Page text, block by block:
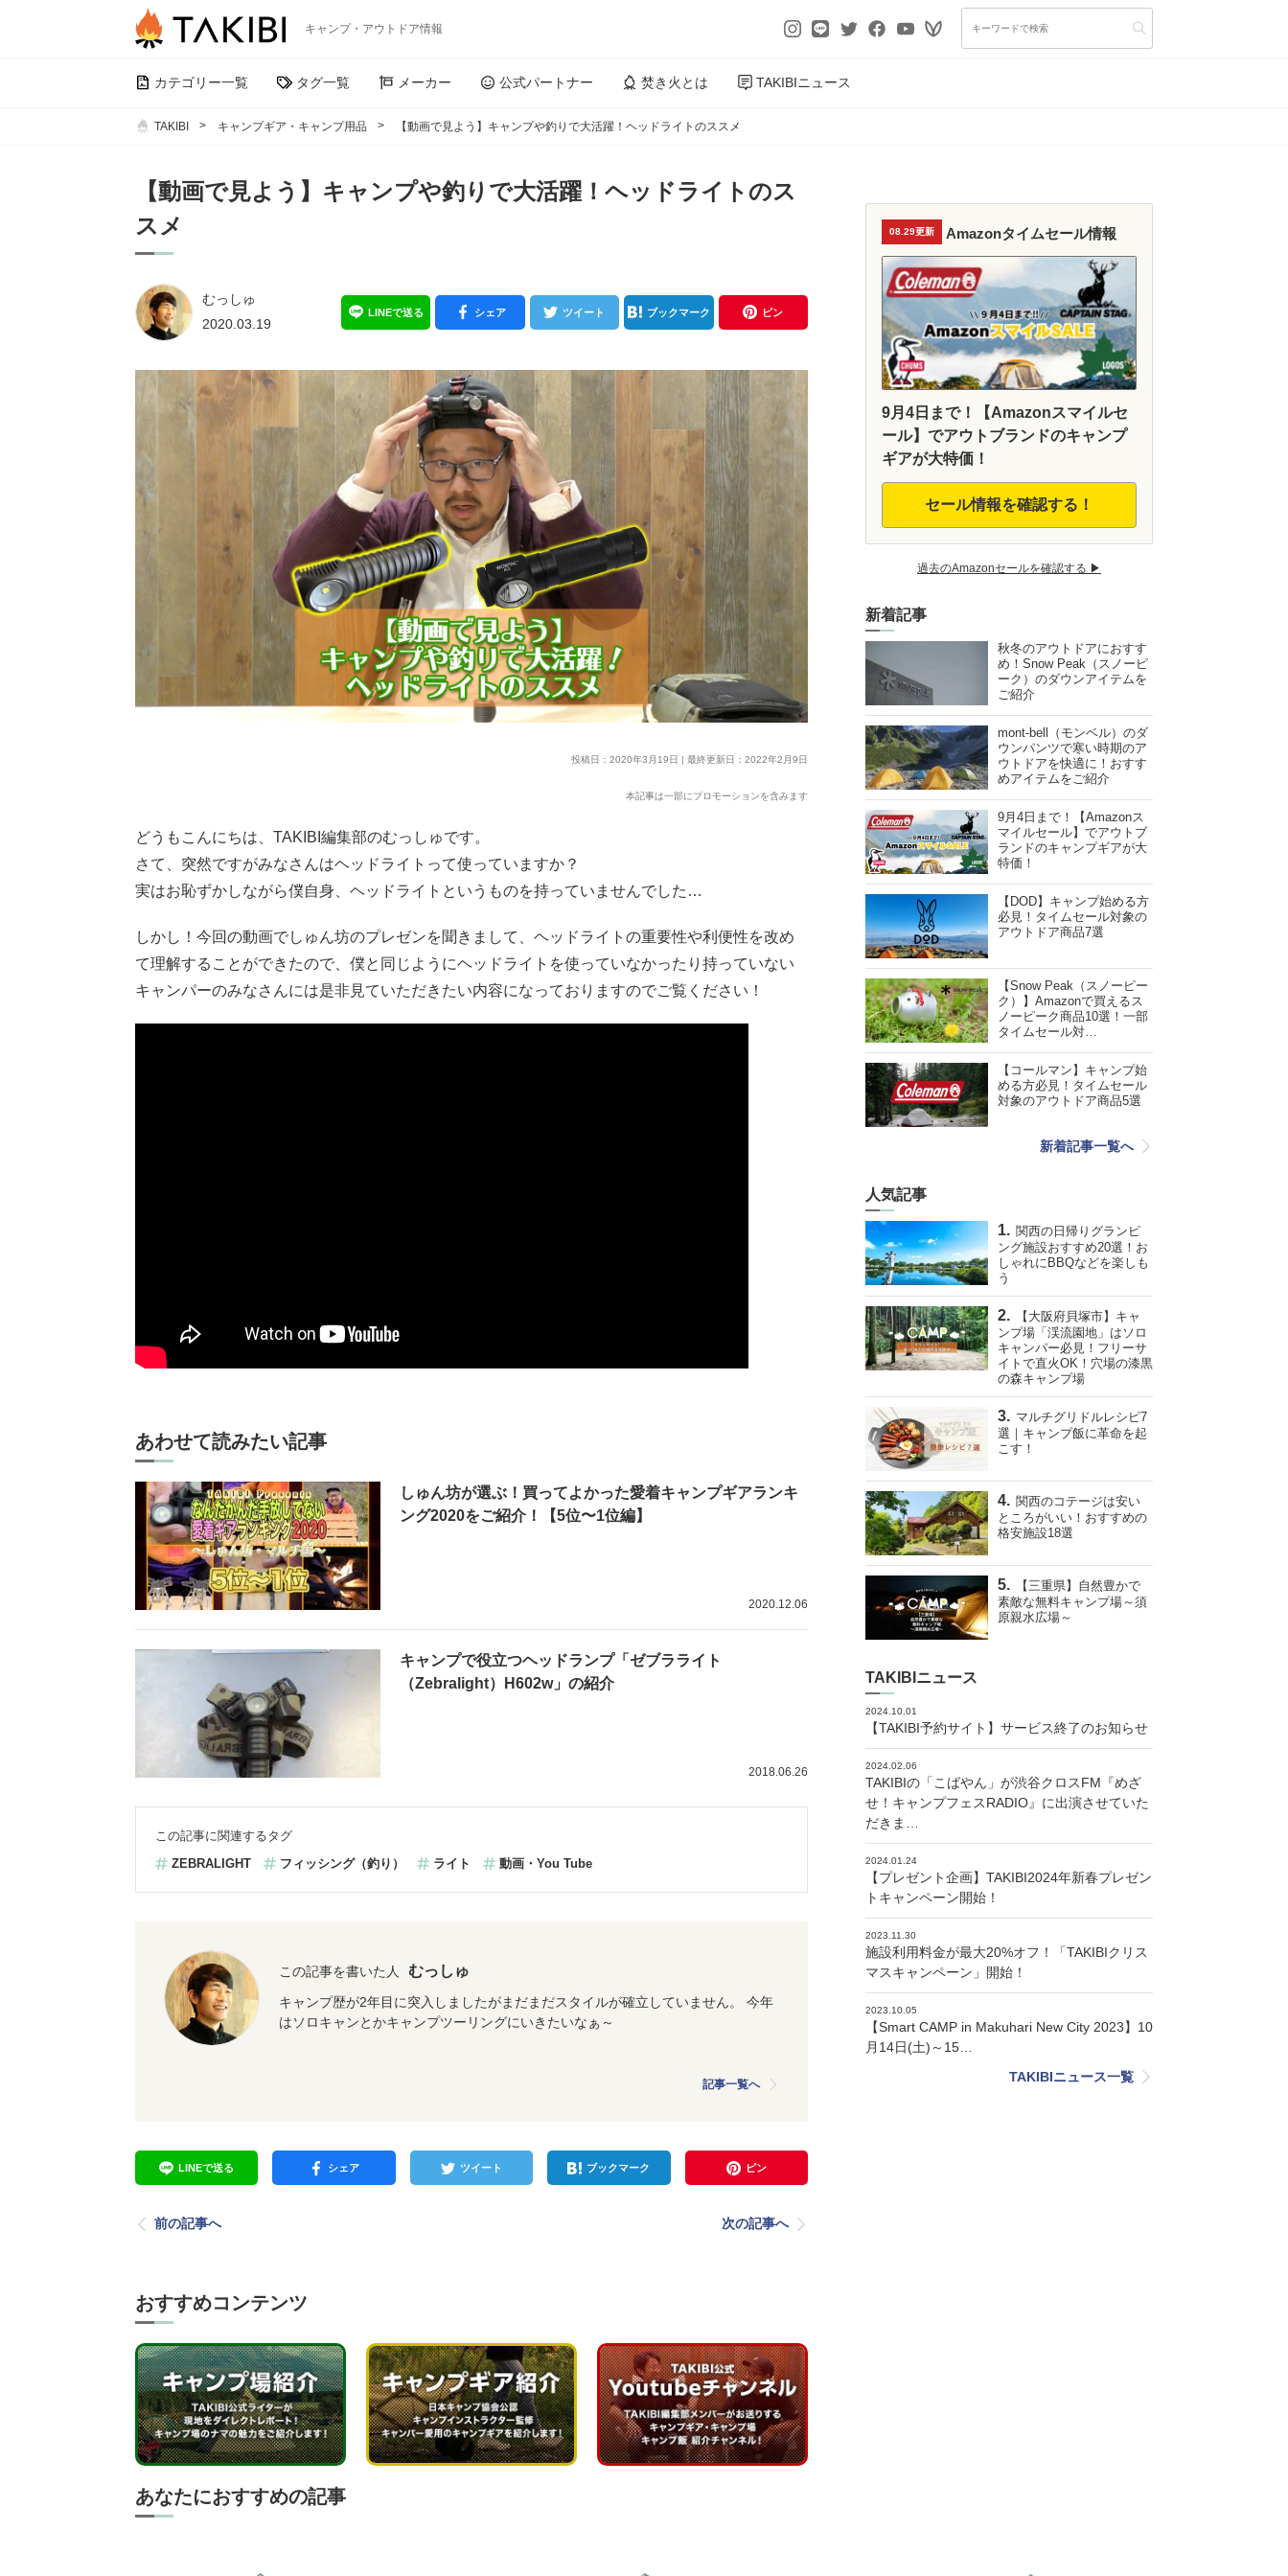
キャンプ・アウトドア情報
カテゴリー一覧 タグ一覧 メーカー 公式パートナー 焚き火とは TAKIBIニュース
TAKIBI キャンプギア・キャンプ用品 【動画で見よう】キャンプや釣りで大活躍！ヘッドライトのススメ
【動画で見よう】キャンプや釣りで大活躍！ヘッドライトのス
スメ
むっしゅ
2020.03.19
LINEで送る シェア ツイート ブックマーク ピン
投稿日：2020年3月19日 | 最終更新日：2022年2月9日
本記事は一部にプロモーションを含みます
どうもこんにちは、TAKIBI編集部のむっしゅです。
さて、突然ですがみなさんはヘッドライトって使っていますか？
実はお恥ずかしながら僕自身、ヘッドライトというものを持っていませんでした…
しかし！今回の動画でしゅん坊のプレゼンを聞きまして、ヘッドライトの重要性や利便性を改め
て理解することができたので、僕と同じようにヘッドライトを使っていなかったり持っていない
キャンパーのみなさんには是非見ていただきたい内容になっておりますのでご覧ください！
あわせて読みたい記事
しゅん坊が選ぶ！買ってよかった愛着キャンプギアランキ
ング2020をご紹介！【5位〜1位編】
2020.12.06
キャンプで役立つヘッドランプ「ゼブラライト
（Zebralight）H602w」の紹介
2018.06.26
この記事に関連するタグ
ZEBRALIGHT
フィッシング（釣り） ライト 動画・You Tube
この記事を書いた人 むっしゅ
キャンプ歴が2年目に突入しましたがまだまだスタイルが確立していません。 今年
はソロキャンとかキャンプツーリングにいきたいなぁ～
記事一覧へ
LINEで送る シェア ツイート ブックマーク ピン
前の記事へ 次の記事へ
おすすめコンテンツ
あなたにおすすめの記事
08.29更新 Amazonタイムセール情報
9月4日まで！【Amazonスマイルセ
ール】でアウトブランドのキャンプ
ギアが大特価！
セール情報を確認する！
過去のAmazonセールを確認する ▶︎
新着記事
秋冬のアウトドアにおすす
め！Snow Peak（スノーピ
ーク）のダウンアイテムを
ご紹介
mont-bell（モンベル）のダ
ウンパンツで寒い時期のア
ウトドアを快適に！おすす
めアイテムをご紹介
9月4日まで！【Amazonス
マイルセール】でアウトブ
ランドのキャンプギアが大
特価！
【DOD】キャンプ始める方
必見！タイムセール対象の
アウトドア商品7選
【Snow Peak（スノーピー
ク）】Amazonで買えるス
ノーピーク商品10選！一部
タイムセール対…
【コールマン】キャンプ始
める方必見！タイムセール
対象のアウトドア商品5選
新着記事一覧へ
人気記事
関西の日帰りグランピ
ング施設おすすめ20選！お
しゃれにBBQなどを楽しも
う
【大阪府貝塚市】キャ
ンプ場「渓流園地」はソロ
キャンパー必見！フリーサ
イトで直火OK！穴場の漆黒
の森キャンプ場
マルチグリドルレシピ7
選｜キャンプ飯に革命を起
こす！
関西のコテージは安い
ところがいい！おすすめの
格安施設18選
【三重県】自然豊かで
素敵な無料キャンプ場～須
原親水広場～
TAKIBIニュース
2024.10.01
【TAKIBI予約サイト】サービス終了のお知らせ
2024.02.06
TAKIBIの「こばやん」が渋谷クロスFM『めざ
せ！キャンプフェスRADIO』に出演させていた
だきま…
2024.01.24
【プレゼント企画】TAKIBI2024年新春プレゼン
トキャンペーン開始！
2023.11.30
施設利用料金が最大20%オフ！「TAKIBIクリス
マスキャンペーン」開始！
2023.10.05
【Smart CAMP in Makuhari New City 2023】10
月14日(土)～15…
TAKIBIニュース一覧